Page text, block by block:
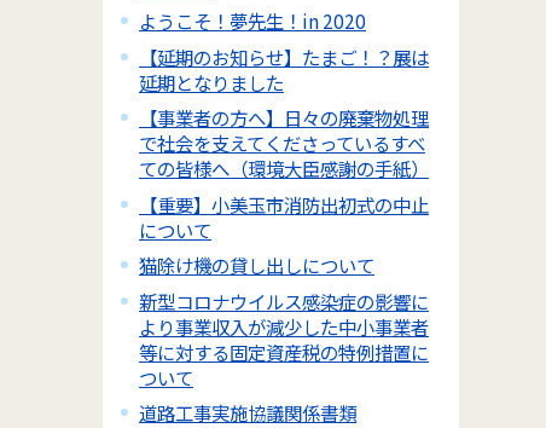
ようこそ！夢先生！in 2020
【延期のお知らせ】たまご！？展は
延期となりました
【事業者の方へ】日々の廃棄物処理
で社会を支えてくださっているすべ
ての皆様へ（環境大臣感謝の手紙）
【重要】小美玉市消防出初式の中止
について
猫除け機の貸し出しについて
新型コロナウイルス感染症の影響に
より事業収入が減少した中小事業者
等に対する固定資産税の特例措置に
ついて
道路工事実施協議関係書類